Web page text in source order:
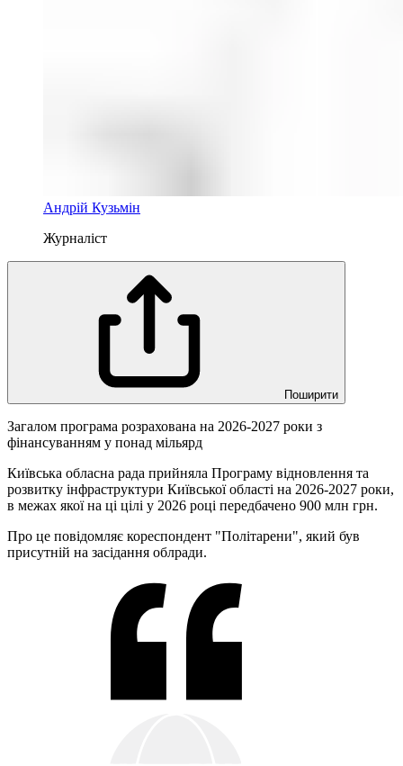
Андрій Кузьмін
Журналіст
Поширити
Загалом програма розрахована на 2026-2027 роки з
фінансуванням у понад мільярд
Київська обласна рада прийняла Програму відновлення та
розвитку інфраструктури Київської області на 2026-2027 роки,
в межах якої на ці цілі у 2026 році передбачено 900 млн грн.
Про це повідомляє кореспондент "Політарени", який був
присутній на засідання облради.